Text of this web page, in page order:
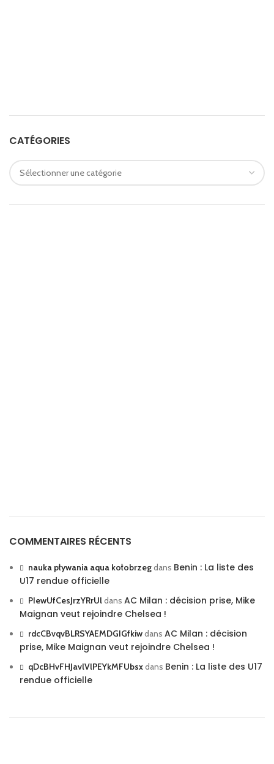
CATÉGORIES
COMMENTAIRES RÉCENTS
nauka pływania aqua kołobrzegdans Benin : La liste des
U17 rendue officielle
PIewUfCesJrzYRrUldans AC Milan : décision prise, Mike
Maignan veut rejoindre Chelsea !
rdcCBvqvBLRSYAEMDGIGfkiwdans AC Milan : décision
prise, Mike Maignan veut rejoindre Chelsea !
qDcBHvFHJavlVlPEYkMFUbsxdans Benin : La liste des U17
rendue officielle